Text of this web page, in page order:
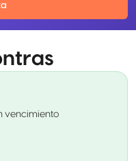
vencimiento